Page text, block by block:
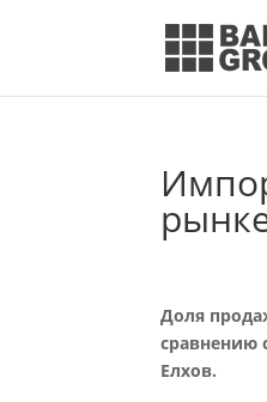
Доля
сравнению
Елхов.